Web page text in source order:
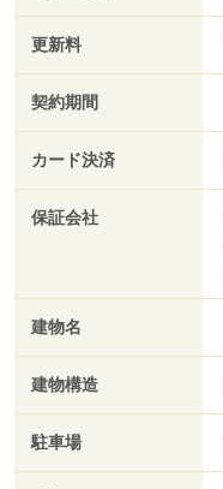
更新料
契約期間
カード決済
保証会社
建物名
建物構造
駐車場